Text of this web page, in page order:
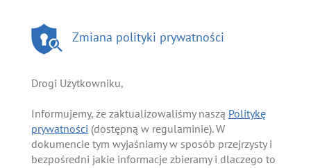
Zmiana polityki prywatności
Drogi Użytkowniku,
Informujemy, że zaktualizowaliśmy naszą Politykę
prywatności (dostępną w regulaminie). W
dokumencie tym wyjaśniamy w sposób przejrzysty i
bezpośredni jakie informacje zbieramy i dlaczego to